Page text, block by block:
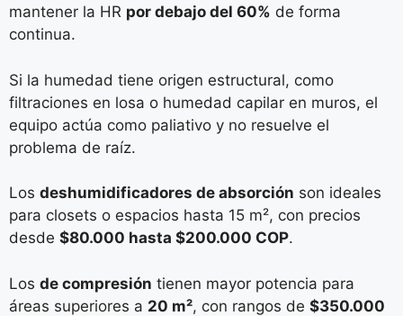
mantener la HR por debajo del 60% de forma
continua.
Si la humedad tiene origen estructural, como
filtraciones en losa o humedad capilar en muros, el
equipo actúa como paliativo y no resuelve el
problema de raíz.
Los deshumidificadores de absorción son ideales
para closets o espacios hasta 15 m², con precios
desde $80.000 hasta $200.000 COP.
Los de compresión tienen mayor potencia para
áreas superiores a 20 m², con rangos de $350.000